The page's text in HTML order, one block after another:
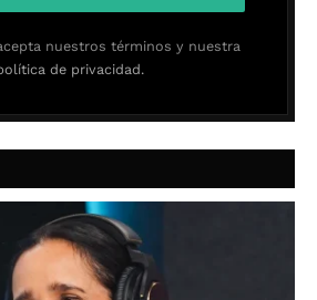
nuestros términos y nuestra
de privacidad.